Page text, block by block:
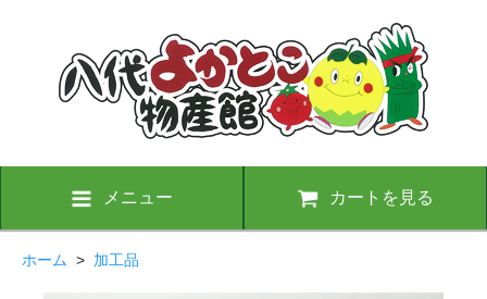
メニュー カートを見る
ホーム > 加工品